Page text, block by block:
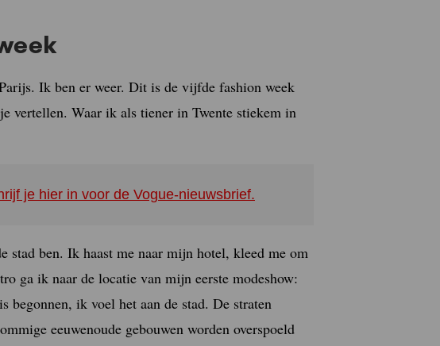
Ik ben er weer. Dit is de vijfde fashion week
vertellen. Waar ik als tiener in Twente stiekem in
je hier in voor de Vogue-nieuwsbrief.
ben. Ik haast me naar mijn hotel, kleed me om
ga ik naar de locatie van mijn eerste modeshow:
begonnen, ik voel het aan de stad. De straten
eeuwenoude gebouwen worden overspoeld